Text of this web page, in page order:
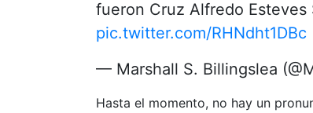
fueron Cruz Alfredo
pic.twitter.com/RHNdht1DBc
— Marshall S. Billingslea
Hasta el momento, no hay un